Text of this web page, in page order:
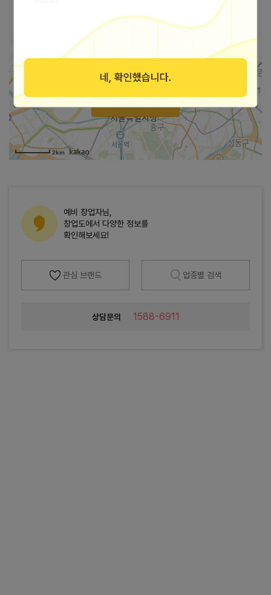
2km
가맹점 지도로 보기
예비 창업자님,
창업도에서 다양한 정보를
확인해보세요!
관심 브랜드 업종별 검색
상담문의 1588-6911